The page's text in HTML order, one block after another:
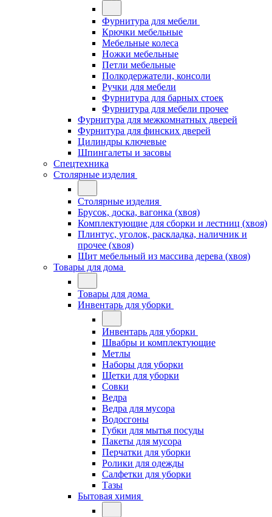
Фурнитура для мебели
Крючки мебельные
Мебельные колеса
Ножки мебельные
Петли мебельные
Полкодержатели, консоли
Ручки для мебели
Фурнитура для барных стоек
Фурнитура для мебели прочее
Фурнитура для межкомнатных дверей
Фурнитура для финских дверей
Цилиндры ключевые
Шпингалеты и засовы
Спецтехника
Столярные изделия
Столярные изделия
Брусок, доска, вагонка (хвоя)
Комплектующие для сборки и лестниц (хвоя)
Плинтус, уголок, раскладка, наличник и
прочее (хвоя)
Щит мебельный из массива дерева (хвоя)
Товары для дома
Товары для дома
Инвентарь для уборки
Инвентарь для уборки
Швабры и комплектующие
Метлы
Наборы для уборки
Щетки для уборки
Совки
Ведра
Ведра для мусора
Водосгоны
Губки для мытья посуды
Пакеты для мусора
Перчатки для уборки
Ролики для одежды
Салфетки для уборки
Тазы
Бытовая химия